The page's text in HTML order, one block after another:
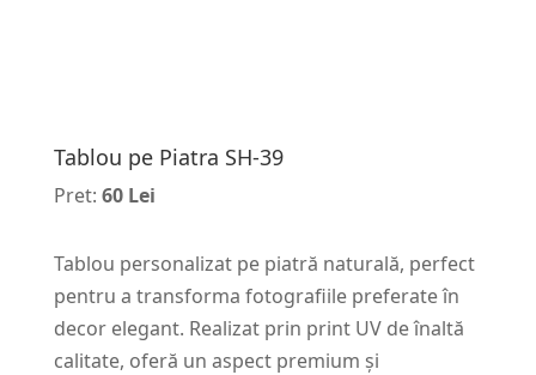
Tablou pe Piatra SH-39
Pret: 60 Lei
Tablou personalizat pe piatră naturală, perfect
pentru a transforma fotografiile preferate în
decor elegant. Realizat prin print UV de înaltă
calitate, oferă un aspect premium și